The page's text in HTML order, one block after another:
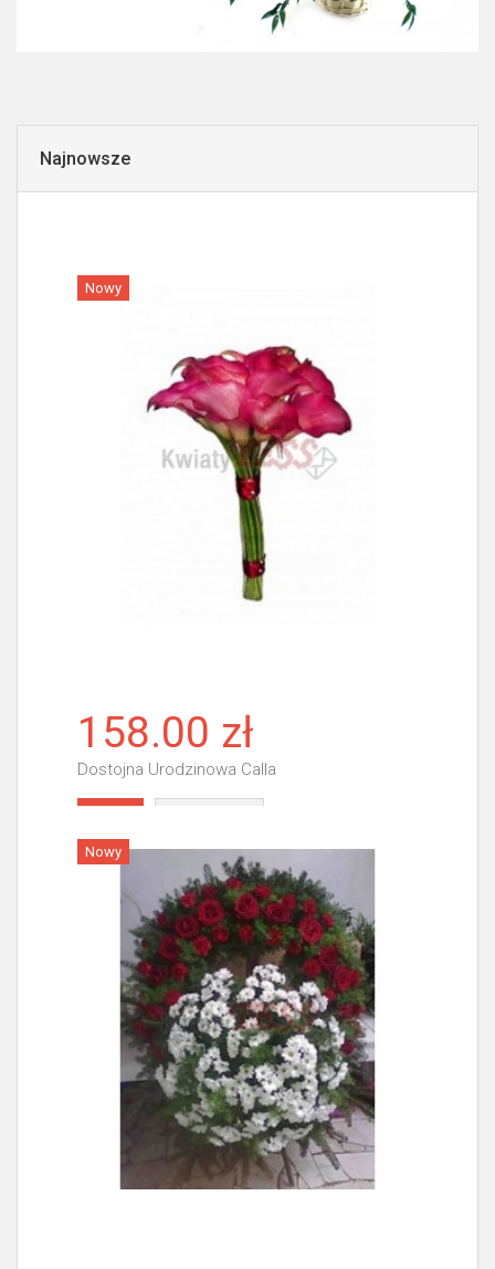
Najnowsze
Nowy
158.00 zł
Dostojna Urodzinowa Calla
Nowy